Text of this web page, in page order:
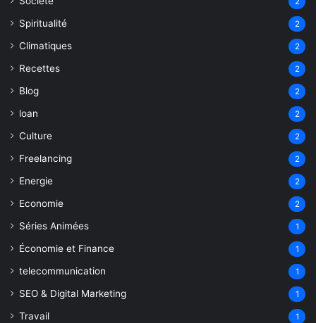
Spiritualité 2
Climatiques 2
Recettes 2
Blog 2
loan 2
Culture 2
Freelancing 2
Energie 2
Economie 2
Séries Animées 1
Économie et Finance 1
telecommunication 1
SEO & Digital Marketing 1
Travail 1